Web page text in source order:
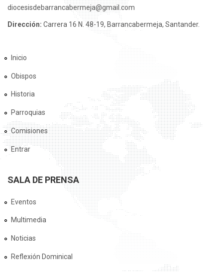
diocesisdebarrancabermeja@gmail.com
Dirección: Carrera 16 N. 48-19, Barrancabermeja, Santander.
Inicio
Obispos
Historia
Parroquias
Comisiones
Entrar
SALA DE PRENSA
Eventos
Multimedia
Noticias
Reflexión Dominical